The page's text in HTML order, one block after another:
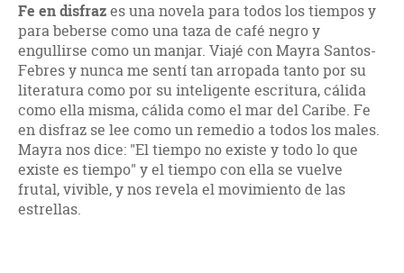
Fe en disfrazes una novela para todos los tiempos y
para beberse como una taza de café negro y
engullirse como un manjar. Viajé con Mayra Santos-
Febres y nunca me sentí tan arropada tanto por su
literatura como por su inteligente escritura, cálida
como ella misma, cálida como el mar del Caribe. Fe
en disfraz se lee como un remedio a todos los males.
Mayra nos dice: "El tiempo no existe y todo lo que
existe es tiempo" y el tiempo con ella se vuelve
frutal, vivible, y nos revela el movimiento de las
estrellas.